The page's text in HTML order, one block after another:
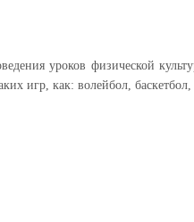
уроков физической
игр, как: волейбол,